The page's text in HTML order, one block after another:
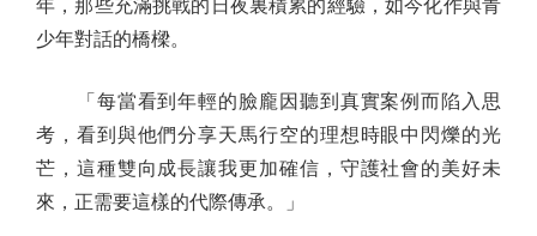
年，那些充滿挑戰的日夜裏積累的經驗，如今化作與青
少年對話的橋樑。
「每當看到年輕的臉龐因聽到真實案例而陷入思
考，看到與他們分享天馬行空的理想時眼中閃爍的光
芒，這種雙向成長讓我更加確信，守護社會的美好未
來，正需要這樣的代際傳承。」